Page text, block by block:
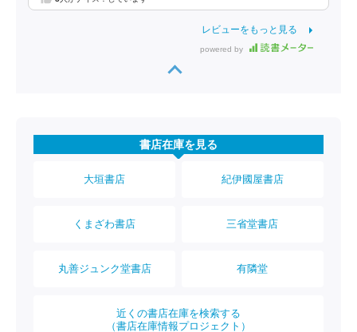
レビューをもっと見る
powered by
書店在庫を見る
大垣書店 紀伊國屋書店
くまざわ書店 三省堂書店
丸善ジュンク堂書店 有隣堂
近くの書店在庫を検索する
（書店在庫情報プロジェクト）